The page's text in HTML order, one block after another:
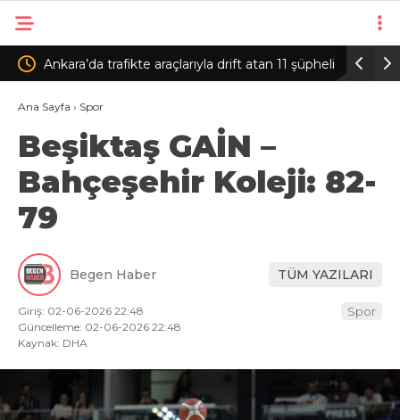
drift atan 11 şüpheli Fatih’te camide 450 bin TL’nin bulunduğu
Ana Sayfa › Spor
Beşiktaş GAİN –
Bahçeşehir Koleji: 82-
79
Begen Haber TÜM YAZILARI
Giriş: 02-06-2026 22:48
Güncelleme: 02-06-2026 22:48
Kaynak: DHA
Spor